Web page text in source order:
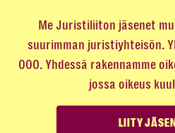
Me Juristiliiton jäsenet
suurimman juristiyhteisön.
000. Yhdessä rakennamme
jossa oikeus
LIITY